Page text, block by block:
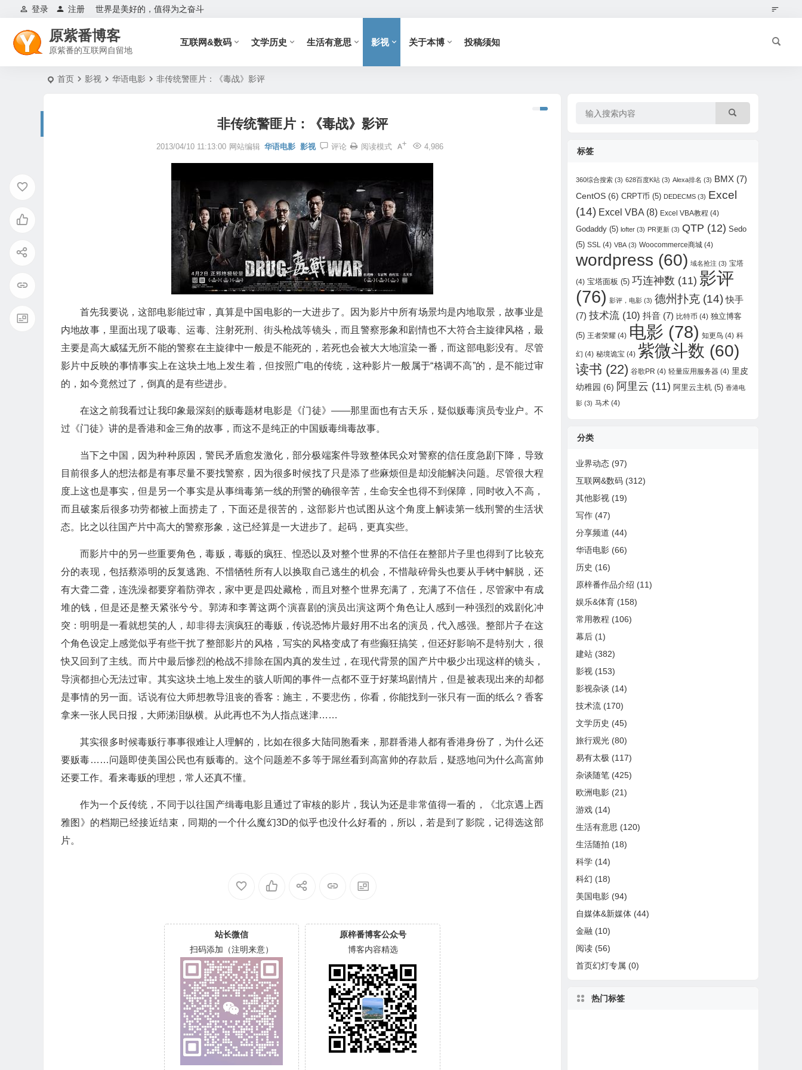
世界是美好的，值得为之奋斗
登录 注册
原紫番博客
原紫番的互联网自留地
互联网&数码 文学历史 生活有意思 影视 关于本博 投稿须知
首页 影视 华语电影 非传统警匪片：《毒战》影评
非传统警匪片：《毒战》影评
2013/04/10 11:13:00 网站编辑 华语电影 影视 评论 4,986
阅读模式
首先我要说，这部电影能过审，真算是中国电影的一大进步了。因为影片中所有场景均是内地取景，故事业是
内地故事，里面出现了吸毒、运毒、注射死刑、街头枪战等镜头，而且警察形象和剧情也不大符合主旋律风格，最
主要是高大威猛无所不能的警察在主旋律中一般是不能死的，若死也会被大大地渲染一番，而这部电影没有。尽管
影片中反映的事情事实上在这块土地上发生着，但按照广电的传统，这种影片一般属于“格调不高”的，是不能过审
的，如今竟然过了，倒真的是有些进步。
在这之前我看过让我印象最深刻的贩毒题材电影是《门徒》——那里面也有古天乐，疑似贩毒演员专业户。不
过《门徒》讲的是香港和金三角的故事，而这不是纯正的中国贩毒缉毒故事。
当下之中国，因为种种原因，警民矛盾愈发激化，部分极端案件导致整体民众对警察的信任度急剧下降，导致
目前很多人的想法都是有事尽量不要找警察，因为很多时候找了只是添了些麻烦但是却没能解决问题。尽管很大程
度上这也是事实，但是另一个事实是从事缉毒第一线的刑警的确很辛苦，生命安全也得不到保障，同时收入不高，
而且破案后很多功劳都被上面捞走了，下面还是很苦的，这部影片也试图从这个角度上解读第一线刑警的生活状
态。比之以往国产片中高大的警察形象，这已经算是一大进步了。起码，更真实些。
而影片中的另一些重要角色，毒贩，毒贩的疯狂、惶恐以及对整个世界的不信任在整部片子里也得到了比较充
分的表现，包括蔡添明的反复逃跑、不惜牺牲所有人以换取自己逃生的机会，不惜敲碎骨头也要从手铐中解脱，还
有大聋二聋，连洗澡都要穿着防弹衣，家中更是四处藏枪，而且对整个世界充满了，充满了不信任，尽管家中有成
堆的钱，但是还是整天紧张兮兮。郭涛和李菁这两个演喜剧的演员出演这两个角色让人感到一种强烈的戏剧化冲
突：明明是一看就想笑的人，却非得去演疯狂的毒贩，传说恐怖片最好用不出名的演员，代入感强。整部片子在这
个角色设定上感觉似乎有些干扰了整部影片的风格，写实的风格变成了有些癫狂搞笑，但还好影响不是特别大，很
快又回到了主线。而片中最后惨烈的枪战不排除在国内真的发生过，在现代背景的国产片中极少出现这样的镜头，
导演都担心无法过审。其实这块土地上发生的骇人听闻的事件一点都不亚于好莱坞剧情片，但是被表现出来的却都
是事情的另一面。话说有位大师想教导沮丧的香客：施主，不要悲伤，你看，你能找到一张只有一面的纸么？香客
拿来一张人民日报，大师涕泪纵横。从此再也不为人指点迷津……
其实很多时候毒贩行事事很难让人理解的，比如在很多大陆同胞看来，那群香港人都有香港身份了，为什么还
要贩毒……问题即使美国公民也有贩毒的。这个问题差不多等于屌丝看到高富帅的存款后，疑惑地问为什么高富帅
还要工作。看来毒贩的理想，常人还真不懂。
作为一个反传统，不同于以往国产缉毒电影且通过了审核的影片，我认为还是非常值得一看的，《北京遇上西
雅图》的档期已经接近结束，同期的一个什么魔幻3D的似乎也没什么好看的，所以，若是到了影院，记得选这部
片。
站长微信
扫码添加（注明来意）
原梓番博客公众号
博客内容精选
标签
360综合搜索 (3) 628百度K站 (3) Alexa排名 (3) BMX (7)
CentOS (6) CRPT币 (5) DEDECMS (3) Excel
(14) Excel VBA (8) Excel VBA教程 (4)
Godaddy (5) lofter (3) PR更新 (3) QTP (12) Sedo
(5) SSL (4) VBA (3) Woocommerce商城 (4)
wordpress (60) 域名抢注 (3) 宝塔
(4) 宝塔面板 (5) 巧连神数 (11) 影评
(76) 影评，电影 (3) 德州扑克 (14) 快手
(7) 技术流 (10) 抖音 (7) 比特币 (4) 独立博客
(5) 王者荣耀 (4) 电影 (78) 知更鸟 (4) 科
幻 (4) 秘境诡宝 (4) 紫微斗数 (60)
读书 (22) 谷歌PR (4) 轻量应用服务器 (4) 里皮
幼稚园 (6) 阿里云 (11) 阿里云主机 (5) 香港电
影 (3) 马术 (4)
分类
业界动态 (97)
互联网&数码 (312)
其他影视 (19)
写作 (47)
分享频道 (44)
华语电影 (66)
历史 (16)
原梓番作品介绍 (11)
娱乐&体育 (158)
常用教程 (106)
幕后 (1)
建站 (382)
影视 (153)
影视杂谈 (14)
技术流 (170)
文学历史 (45)
旅行观光 (80)
易有太极 (117)
杂谈随笔 (425)
欧洲电影 (21)
游戏 (14)
生活有意思 (120)
生活随拍 (18)
科学 (14)
科幻 (18)
美国电影 (94)
自媒体&新媒体 (44)
金融 (10)
阅读 (56)
首页幻灯专属 (0)
热门标签